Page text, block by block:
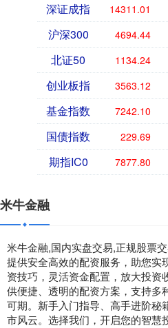
深证成指 14311.01
沪深300 4694.44
北证50 1134.24
创业板指 3563.12
基金指数 7242.10
国债指数 229.69
期指IC0 7877.80
米牛金融
米牛金融,国内实盘交易,正规股票
提供安全高效的配资服务，助您实
资技巧，灵活资金配置，放大投资
供便捷、透明的配资方案，支持多
可期。新手入门指导、高手进阶秘
市风云。选择我们，开启您的智慧